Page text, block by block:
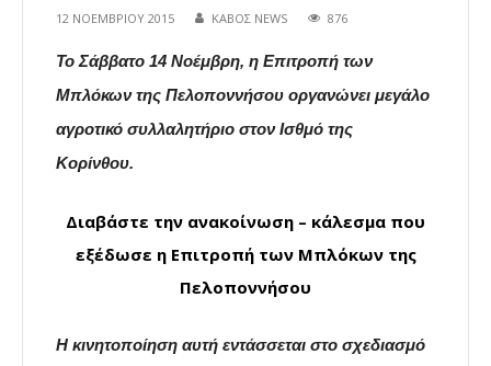
12 ΝΟΕΜΒΡΊΟΥ 2015 ΚΑΒΟΣ NEWS 876
Το Σάββατο 14 Νοέμβρη, η Επιτροπή των
Μπλόκων της Πελοποννήσου οργανώνει μεγάλο
αγροτικό συλλαλητήριο στον Ισθμό της
Κορίνθου.
Διαβάστε την ανακοίνωση – κάλεσμα που
εξέδωσε η Επιτροπή των Μπλόκων της
Πελοποννήσου
Η κινητοποίηση αυτή εντάσσεται στο σχεδιασμό